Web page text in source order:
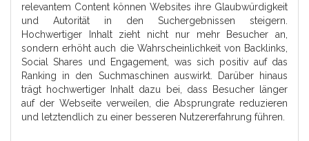
relevantem Content können Websites ihre Glaubwürdigkeit
und Autorität in den Suchergebnissen steigern.
Hochwertiger Inhalt zieht nicht nur mehr Besucher an,
sondern erhöht auch die Wahrscheinlichkeit von Backlinks,
Social Shares und Engagement, was sich positiv auf das
Ranking in den Suchmaschinen auswirkt. Darüber hinaus
trägt hochwertiger Inhalt dazu bei, dass Besucher länger
auf der Webseite verweilen, die Absprungrate reduzieren
und letztendlich zu einer besseren Nutzererfahrung führen.